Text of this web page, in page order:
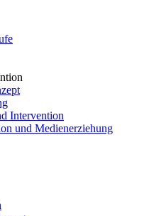
Intervention
und Medienerziehung